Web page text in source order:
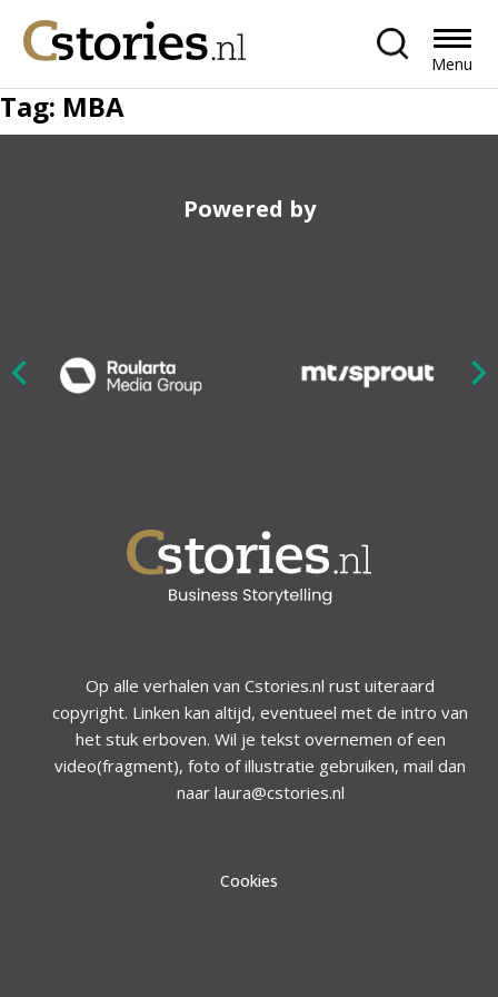
Menu
Tag: MBA
Powered by
Op alle verhalen van Cstories.nl rust uiteraard
copyright. Linken kan altijd, eventueel met de intro van
het stuk erboven. Wil je tekst overnemen of een
video(fragment), foto of illustratie gebruiken, mail dan
naar laura@cstories.nl
Cookies